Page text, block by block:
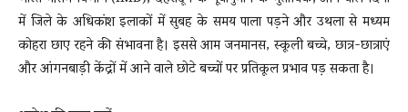
में जिले के अधिकांश इलाकों में सुबह के समय पाला पड़ने और उथला से मध्यम
कोहरा छाए रहने की संभावना है। इससे आम जनमानस, स्कूली बच्चे, छात्र-छात्राएं
और आंगनबाड़ी केंद्रों में आने वाले छोटे बच्चों पर प्रतिकूल प्रभाव पड़ सकता है।